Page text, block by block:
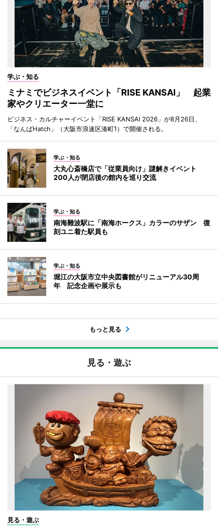
学ぶ・知る
ミナミでビジネスイベント「RISE KANSAI」 起業
家やクリエーター一堂に
ビジネス・カルチャーイベント「RISE KANSAI 2026」が8月26日、
「なんばHatch」（大阪市浪速区湊町1）で開催される。
学ぶ・知る
大丸心斎橋店で「従業員向け」謎解きイベント
200人が閉店後の館内を巡り交流
学ぶ・知る
南海難波駅に「南海ホークス」カラーのサザン 復
刻ユニ着た駅員も
学ぶ・知る
堀江の大阪市立中央図書館がリニューアル30周
年 記念企画や展示も
もっと見る
見る・遊ぶ
見る・遊ぶ